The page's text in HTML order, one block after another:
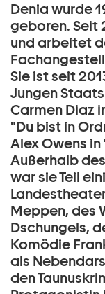
Denia wurde
geboren. Seit
und arbeitet
Sie ist seit
Jungen
Carmen Diaz
"Du bist in
Alex Owens
Außerhalb
war sie Teil
Meppen, des
Dschungels,
Komödie
als
den